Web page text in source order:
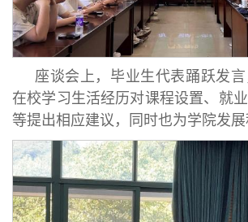
座谈会上，毕业生代表踊跃发
在校学习生活经历对课程设置、就
等提出相应建议，同时也为学院发展